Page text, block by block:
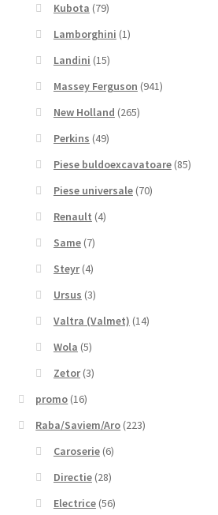
Kubota (79)
Lamborghini (1)
Landini (15)
Massey Ferguson (941)
New Holland (265)
Perkins (49)
Piese buldoexcavatoare (85)
Piese universale (70)
Renault (4)
Same (7)
Steyr (4)
Ursus (3)
Valtra (Valmet) (14)
Wola (5)
Zetor (3)
promo (16)
Raba/Saviem/Aro (223)
Caroserie (6)
Directie (28)
Electrice (56)